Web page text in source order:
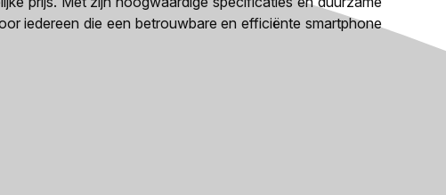
iedereen die een betrouwbare en efficiënte smartphone